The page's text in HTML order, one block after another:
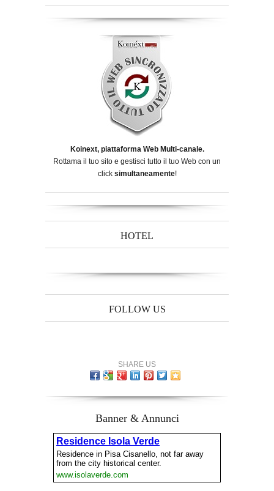
Koinext, piattaforma Web Multi-canale.
Rottama il tuo sito e gestisci tutto il tuo Web con un
click simultaneamente!
HOTEL
FOLLOW US
SHARE US
Banner & Annunci